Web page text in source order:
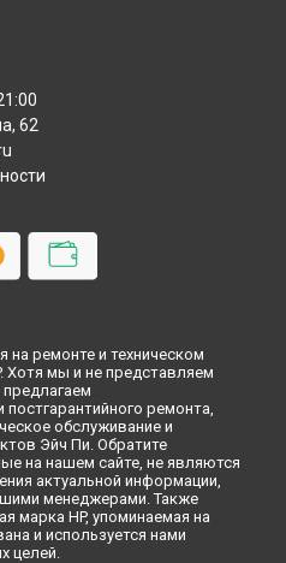
Pro M454dn HP в
Pro M454dn HP в
Pro M454dn HP в
Pro M454dn HP в
62
на ремонте и техническом
Хотя мы и не представляем
ремонта,
обслуживание и
Эйч Пи. Обратите
на нашем сайте, не являются
актуальной информации,
менеджерами. Также
марка HP, упоминаемая на
и используется нами
целей.